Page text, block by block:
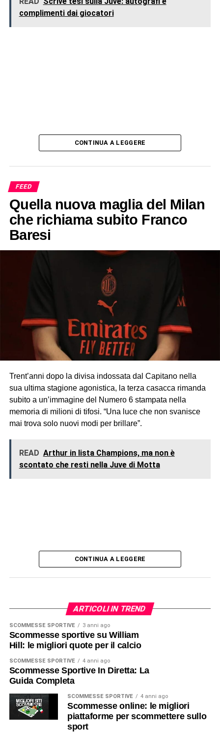
complimenti dai giocatori
CONTINUA A LEGGERE
FEED
Quella nuova maglia del Milan
che richiama subito Franco
Baresi
Trent’anni dopo la divisa indossata dal Capitano nella
sua ultima stagione agonistica, la terza casacca rimanda
subito a un’immagine del Numero 6 stampata nella
memoria di milioni di tifosi. “Una luce che non svanisce
mai trova solo nuovi modi per brillare”.
READ Arthur in lista Champions, ma non è
scontato che resti nella Juve di Motta
CONTINUA A LEGGERE
ARTICOLI IN TREND
SCOMMESSE SPORTIVE 3 anni ago
Scommesse sportive su William
Hill: le migliori quote per il calcio
SCOMMESSE SPORTIVE 4 anni ago
Scommesse Sportive In Diretta: La
Guida Completa
SCOMMESSE SPORTIVE 4 anni ago
Scommesse online: le migliori
piattaforme per scommettere sullo
sport